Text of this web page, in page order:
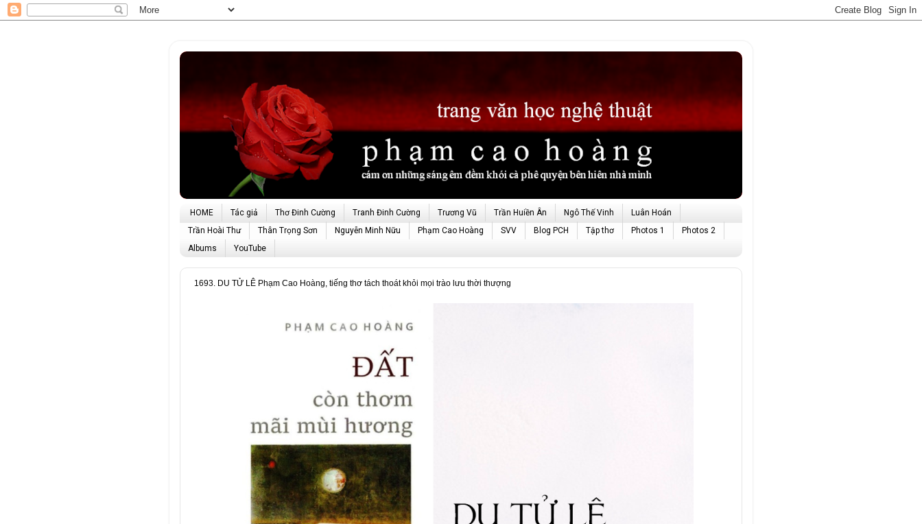
HOME Tác giả Thơ Đinh Cường Tranh Đinh Cường Trương Vũ Trần Huiền Ân Ngô Thế Vinh
Luân Hoán
Trần Hoài Thư
Thân Trọng Sơn Nguyễn Minh Nữu Phạm Cao Hoàng SVV Blog PCH Tập thơ Photos 1
Photos 2
Albums
YouTube
1693. DU TỬ LÊ Phạm Cao Hoàng, tiếng thơ tách thoát khỏi mọi trào lưu thời thượng